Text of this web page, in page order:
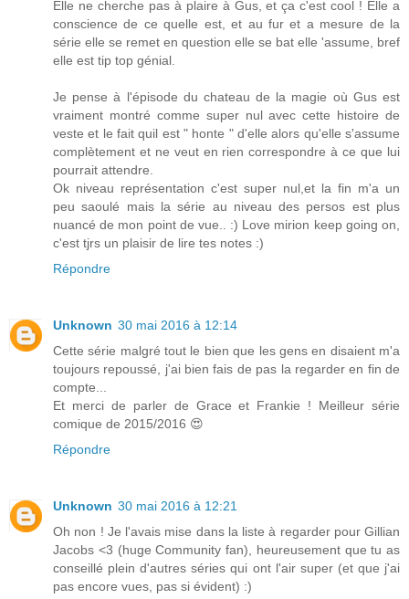
Elle ne cherche pas à plaire à Gus, et ça c'est cool ! Elle a
conscience de ce quelle est, et au fur et a mesure de la
série elle se remet en question elle se bat elle 'assume, bref
elle est tip top génial.
Je pense à l'épisode du chateau de la magie où Gus est
vraiment montré comme super nul avec cette histoire de
veste et le fait quil est " honte " d'elle alors qu'elle s'assume
complètement et ne veut en rien correspondre à ce que lui
pourrait attendre.
Ok niveau représentation c'est super nul,et la fin m'a un
peu saoulé mais la série au niveau des persos est plus
nuancé de mon point de vue.. :) Love mirion keep going on,
c'est tjrs un plaisir de lire tes notes :)
Répondre
Unknown 30 mai 2016 à 12:14
Cette série malgré tout le bien que les gens en disaient m'a
toujours repoussé, j'ai bien fais de pas la regarder en fin de
compte...
Et merci de parler de Grace et Frankie ! Meilleur série
comique de 2015/2016 😍
Répondre
Unknown 30 mai 2016 à 12:21
Oh non ! Je l'avais mise dans la liste à regarder pour Gillian
Jacobs <3 (huge Community fan), heureusement que tu as
conseillé plein d'autres séries qui ont l'air super (et que j'ai
pas encore vues, pas si évident) :)